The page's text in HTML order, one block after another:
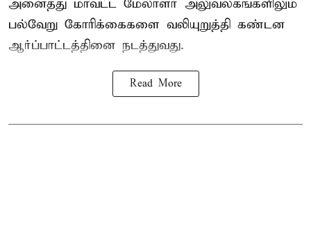
அனைத்து மாவட்ட மேலாளர் அலுவலகங்களிலும்
பல்வேறு கோரிக்கைகளை வலியுறுத்தி கண்டன
ஆர்ப்பாட்டத்தினை நடத்துவது.
Read More